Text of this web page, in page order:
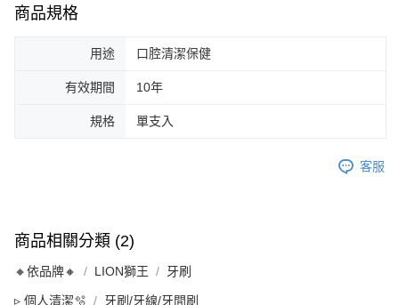
商品規格
用途 口腔清潔保健
有效期間 10年
規格 單支入
客服
商品相關分類 (2)
🔸依品牌🔸 LION獅王 牙刷
▹ 個人清潔🫧 牙刷/牙線/牙間刷